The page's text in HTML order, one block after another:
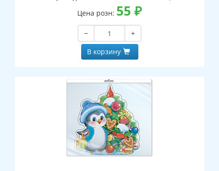
Цена розн: 55 ₽
−
+
В корзину